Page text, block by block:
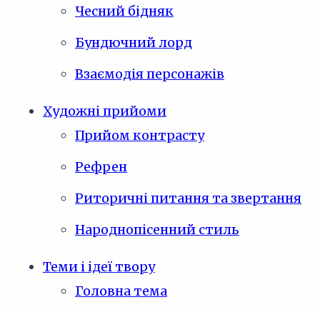
Чесний бідняк
Бундючний лорд
Взаємодія персонажів
Художні прийоми
Прийом контрасту
Рефрен
Риторичні питання та звертання
Народнопісенний стиль
Теми і ідеї твору
Головна тема